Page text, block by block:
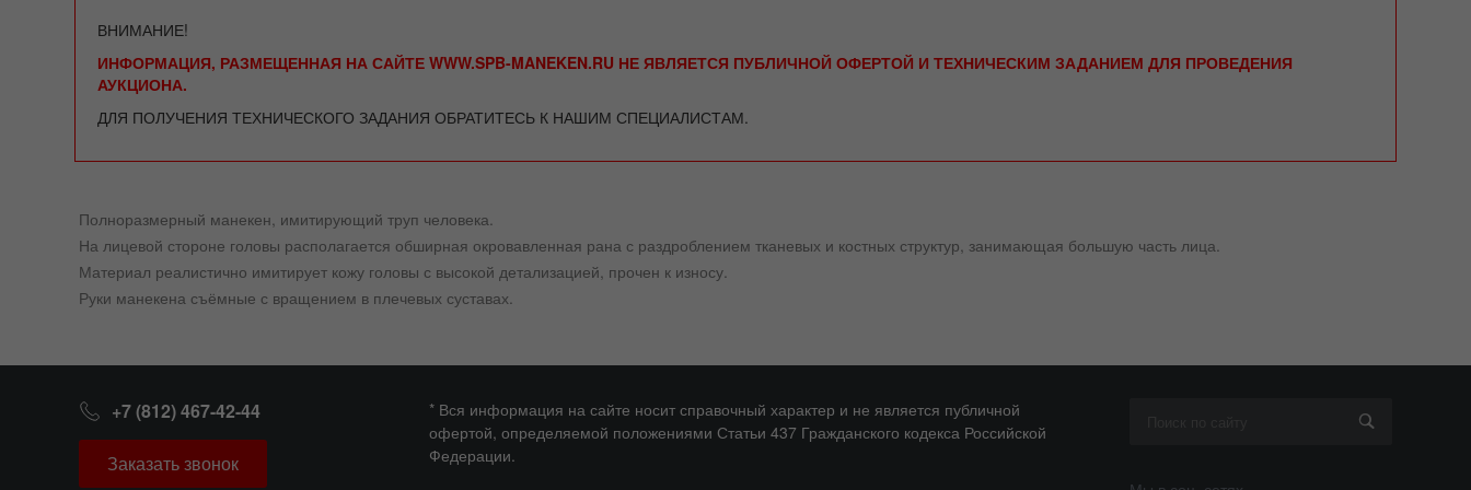
ВНИМАНИЕ!
ИНФОРМАЦИЯ, РАЗМЕЩЕННАЯ НА САЙТЕ WWW.SPB-MANEKEN.RU НЕ ЯВЛЯЕТСЯ ПУБЛИЧНОЙ ОФЕРТОЙ И ТЕХНИЧЕСКИМ ЗАДАНИЕМ ДЛЯ ПРОВЕДЕНИЯ
АУКЦИОНА.
ДЛЯ ПОЛУЧЕНИЯ ТЕХНИЧЕСКОГО ЗАДАНИЯ ОБРАТИТЕСЬ К НАШИМ СПЕЦИАЛИСТАМ.
Полноразмерный манекен, имитирующий труп человека.
На лицевой стороне головы располагается обширная окровавленная рана с раздроблением тканевых и костных структур, занимающая большую часть лица.
Материал реалистично имитирует кожу головы с высокой детализацией, прочен к износу.
Руки манекена съёмные с вращением в плечевых суставах.
+7 (812) 467-42-44
Заказать звонок
* Вся информация на сайте носит справочный характер и не является публичной
офертой, определяемой положениями Статьи 437 Гражданского кодекса Российской
Федерации.